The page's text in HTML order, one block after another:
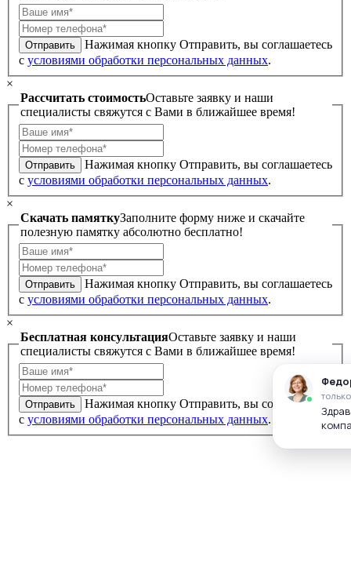
Отправить
Нажимая кнопку Отправить, вы соглашаетесь
с условиями обработки персональных данных.
×
Рассчитать стоимостьОставьте заявку и наши
специалисты свяжутся с Вами в ближайшее время!
Отправить
Нажимая кнопку Отправить, вы соглашаетесь
с условиями обработки персональных данных.
×
Скачать памяткуЗаполните форму ниже и скачайте
полезную памятку абсолютно бесплатно!
Отправить
Нажимая кнопку Отправить, вы соглашаетесь
с условиями обработки персональных данных.
×
Бесплатная консультацияОставьте заявку и наши
специалисты свяжутся с Вами в ближайшее время!
Отправить
Нажимая кнопку Отправить, вы соглашаетесь
с условиями обработки персональных данных.